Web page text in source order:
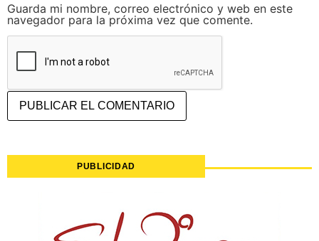
Guarda mi nombre, correo electrónico y web en este
navegador para la próxima vez que comente.
PUBLICIDAD